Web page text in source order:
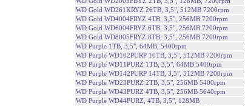
WD Gold WD261KRYZ 26TB, 3,5", 512MB 7200rpm
WD Gold WD4004FRYZ 4TB, 3,5", 256MB 7200rpm
WD Gold WD6004FRYZ 6TB, 3,5", 256MB 7200rpm
WD Gold WD8005FRYZ 8TB, 3,5", 256MB 7200rpm
WD Purple 1TB, 3,5", 64MB, 5400rpm
WD Purple WD102PURP 10TB, 3,5", 512MB 7200rpm
WD Purple WD11PURZ 1TB, 3,5", 64MB 5400rpm
WD Purple WD142PURP 14TB, 3,5", 512MB 7200rpm
WD Purple WD23PURZ 2TB, 3,5", 256MB 5400rpm
WD Purple WD43PURZ 4TB, 3,5", 256MB 5640rpm
WD Purple WD44PURZ, 4TB, 3,5", 128MB